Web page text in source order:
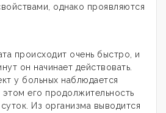
однако проявляются
происходит очень быстро, и
он начинает действовать.
у больных наблюдается
этом его продолжительность
Из организма выводится